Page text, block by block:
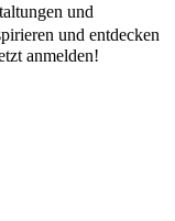
und
und entdecken
anmelden!